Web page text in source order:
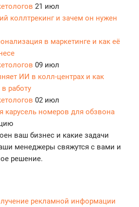
21 июл
коллтрекинг и зачем он нужен
в маркетинге и как её
09 июл
ИИ в колл-центрах и как
работу
02 июл
карусель номеров для обзвона
ваш бизнес и какие задачи
менеджеры свяжутся с вами и
решение.
рекламной информации